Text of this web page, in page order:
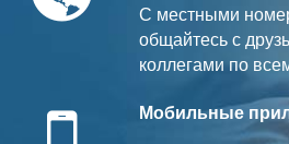
С местными
общайтесь с
коллегами по
Mobile
Мобильные